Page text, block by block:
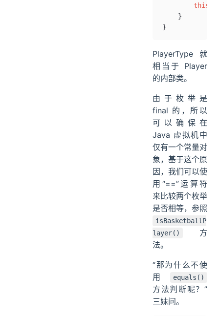
        this
    }
}
PlayerType 就
相当于 Player
的内部类。
由于枚举是
final 的，所以
可以确保在
Java 虚拟机中
仅有一个常量对
象，基于这个原
因，我们可以使
用“==”运算符
来比较两个枚举
是否相等，参照
isBasketballP
layer()
方
法。
“那为什么不使
用
equals()
方法判断呢？”
三妹问。